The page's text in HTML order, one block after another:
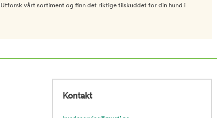
vårt sortiment og finn det riktige tilskuddet for din hund i
Kontakt